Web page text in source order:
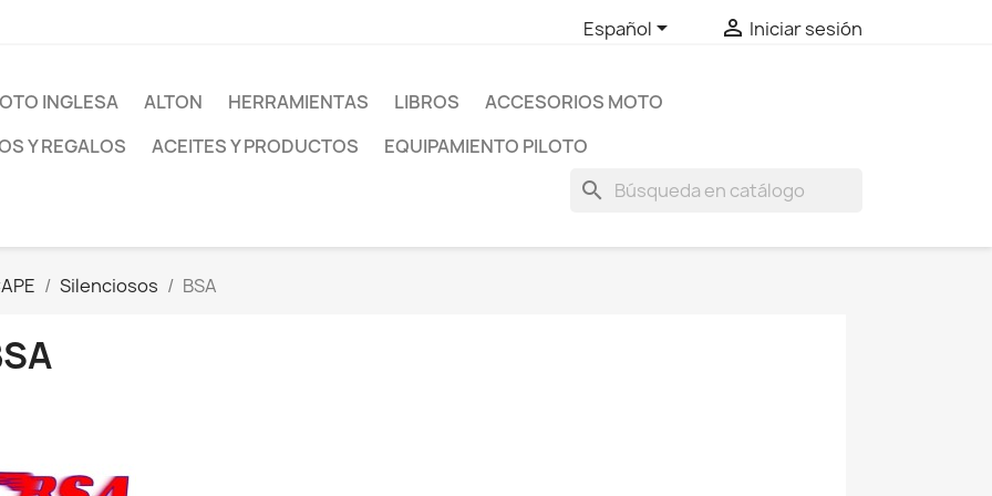
Español  Iniciar sesión
INGLESA ALTON HERRAMIENTAS LIBROS
ACCESORIOS MOTO
Y REGALOS
ACEITES Y PRODUCTOS EQUIPAMIENTO PILOTO
search
Silenciosos BSA